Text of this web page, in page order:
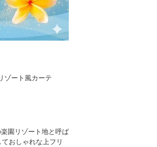
ート風カーテ
園リゾート地と呼ば
おしゃれな上フリ